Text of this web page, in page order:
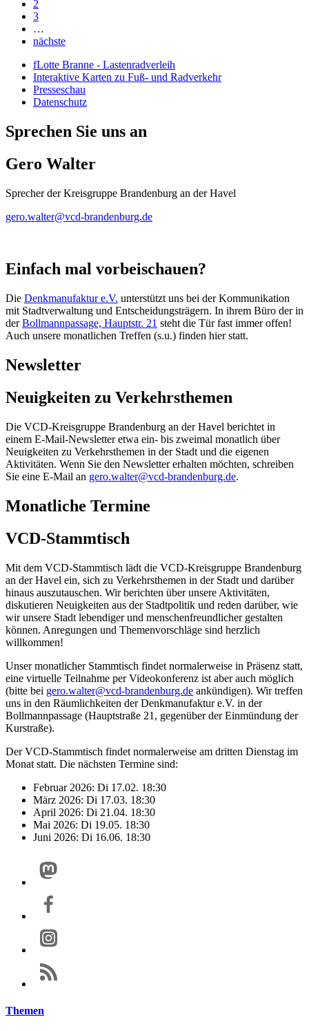
2
3
…
nächste
fLotte Branne - Lastenradverleih
Interaktive Karten zu Fuß- und Radverkehr
Presseschau
Datenschutz
Sprechen Sie uns an
Gero Walter
Sprecher der Kreisgruppe Brandenburg an der Havel
gero.walter@vcd-brandenburg.de
Einfach mal vorbeischauen?
Die Denkmanufaktur e.V. unterstützt uns bei der Kommunikation
mit Stadtverwaltung und Entscheidungsträgern. In ihrem Büro der in
derBollmannpassage, Hauptstr. 21 steht die Tür fast immer offen!
Auch unsere monatlichen Treffen (s.u.) finden hier statt.
Newsletter
Neuigkeiten zu Verkehrsthemen
Die VCD-Kreisgruppe Brandenburg an der Havel berichtet in
einem E-Mail-Newsletter etwa ein- bis zweimal monatlich über
Neuigkeiten zu Verkehrsthemen in der Stadt und die eigenen
Aktivitäten. Wenn Sie den Newsletter erhalten möchten, schreiben
Sie eine E-Mail an gero.walter@vcd-brandenburg.de.
Monatliche Termine
VCD-Stammtisch
Mit dem VCD-Stammtisch lädt die VCD-Kreisgruppe Brandenburg
an der Havel ein, sich zu Verkehrsthemen in der Stadt und darüber
hinaus auszutauschen. Wir berichten über unsere Aktivitäten,
diskutieren Neuigkeiten aus der Stadtpolitik und reden darüber, wie
wir unsere Stadt lebendiger und menschenfreundlicher gestalten
können. Anregungen und Themenvorschläge sind herzlich
willkommen!
Unser monatlicher Stammtisch findet normalerweise in Präsenz statt,
eine virtuelle Teilnahme per Videokonferenz ist aber auch möglich
(bitte bei gero.walter@vcd-brandenburg.de ankündigen). Wir treffen
uns in den Räumlichkeiten der Denkmanufaktur e.V. in der
Bollmannpassage (Hauptstraße 21, gegenüber der Einmündung der
Kurstraße).
Der VCD-Stammtisch findet normalerweise am dritten Dienstag im
Monat statt. Die nächsten Termine sind:
Februar 2026: Di 17.02. 18:30
März 2026: Di 17.03. 18:30
April 2026: Di 21.04. 18:30
Mai 2026: Di 19.05. 18:30
Juni 2026: Di 16.06. 18:30
Themen